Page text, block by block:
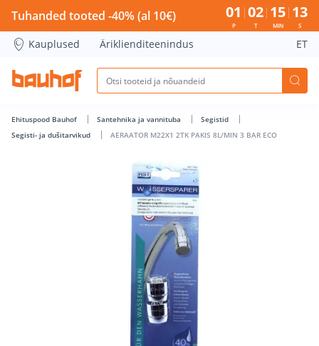
AERAATOR M22X1 2TK PAKIS 8L/MIN 3 BAR ECO - Bauhof
Tuhanded tooted -40% (al 10€) 01
P
02
T
15
MIN
12
S
Kauplused Äriklienditeenindus ET
Ehituspood Bauhof Santehnika ja vannituba
Segistid
Segisti- ja dušitarvikud
AERAATOR M22X1 2TK PAKIS 8L/MIN 3 BAR ECO